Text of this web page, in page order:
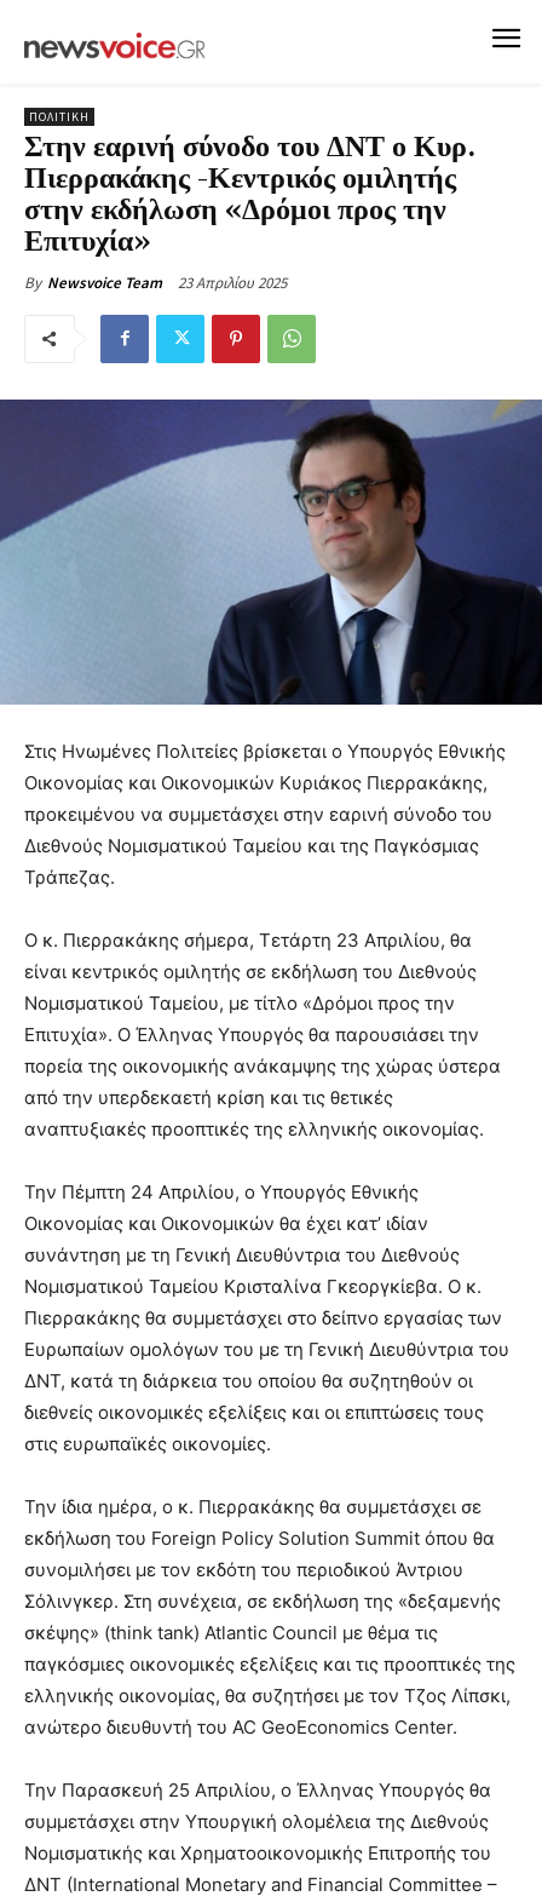
ΠΟΛΙΤΙΚΗ
Στην εαρινή σύνοδο του ΔΝΤ ο Κυρ.
Πιερρακάκης -Κεντρικός ομιλητής
στην εκδήλωση «Δρόμοι προς την
Επιτυχία»
By Newsvoice Team 23 Απριλίου 2025
Στις Ηνωμένες Πολιτείες βρίσκεται ο Υπουργός Εθνικής
Οικονομίας και Οικονομικών Κυριάκος Πιερρακάκης,
προκειμένου να συμμετάσχει στην εαρινή σύνοδο του
Διεθνούς Νομισματικού Ταμείου και της Παγκόσμιας
Τράπεζας.
Ο κ. Πιερρακάκης σήμερα, Τετάρτη 23 Απριλίου, θα
είναι κεντρικός ομιλητής σε εκδήλωση του Διεθνούς
Νομισματικού Ταμείου, με τίτλο «Δρόμοι προς την
Επιτυχία». Ο Έλληνας Υπουργός θα παρουσιάσει την
πορεία της οικονομικής ανάκαμψης της χώρας ύστερα
από την υπερδεκαετή κρίση και τις θετικές
αναπτυξιακές προοπτικές της ελληνικής οικονομίας.
Την Πέμπτη 24 Απριλίου, ο Υπουργός Εθνικής
Οικονομίας και Οικονομικών θα έχει κατ’ ιδίαν
συνάντηση με τη Γενική Διευθύντρια του Διεθνούς
Νομισματικού Ταμείου Κρισταλίνα Γκεοργκίεβα. Ο κ.
Πιερρακάκης θα συμμετάσχει στο δείπνο εργασίας των
Ευρωπαίων ομολόγων του με τη Γενική Διευθύντρια του
ΔΝΤ, κατά τη διάρκεια του οποίου θα συζητηθούν οι
διεθνείς οικονομικές εξελίξεις και οι επιπτώσεις τους
στις ευρωπαϊκές οικονομίες.
Την ίδια ημέρα, ο κ. Πιερρακάκης θα συμμετάσχει σε
εκδήλωση του Foreign Policy Solution Summit όπου θα
συνομιλήσει με τον εκδότη του περιοδικού Άντριου
Σόλινγκερ. Στη συνέχεια, σε εκδήλωση της «δεξαμενής
σκέψης» (think tank) Atlantic Council με θέμα τις
παγκόσμιες οικονομικές εξελίξεις και τις προοπτικές της
ελληνικής οικονομίας, θα συζητήσει με τον Τζος Λίπσκι,
ανώτερο διευθυντή του AC GeoEconomics Center.
Την Παρασκευή 25 Απριλίου, ο Έλληνας Υπουργός θα
συμμετάσχει στην Υπουργική ολομέλεια της Διεθνούς
Νομισματικής και Χρηματοοικονομικής Επιτροπής του
ΔΝΤ (International Monetary and Financial Committee –